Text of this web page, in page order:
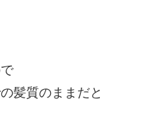
髪質のままだと